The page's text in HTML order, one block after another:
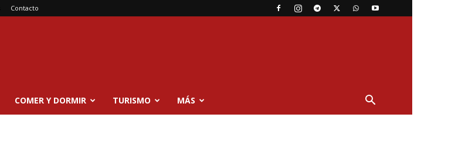
Contacto
COMER Y DORMIR TURISMO MÁS